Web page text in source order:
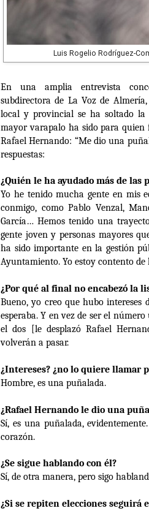
Luis Rogelio Rodríguez-
En una amplia entrevista
subdirectora de La Voz de
local y provincial se ha soltado
mayor varapalo ha sido para quien
Rafael Hernando: “Me dio una
respuestas:
¿Quién le ha ayudado más de las
Yo he tenido mucha gente en mis
conmigo, como Pablo Venzal,
García… Hemos tenido una
gente joven y personas mayores
ha sido importante en la gestión
Ayuntamiento. Yo estoy contento
¿Por qué al final no encabezó la
Bueno, yo creo que hubo
esperaba. Y en vez de ser el
el dos [le desplazó Rafael
volverán a pasar.
¿Intereses? ¿no lo quiere llamar
Hombre, es una puñalada.
¿Rafael Hernando le dio una
Sí, es una puñalada,
corazón.
¿Se sigue hablando con él?
Sí, de otra manera, pero sigo
¿Si se repiten elecciones seguirá